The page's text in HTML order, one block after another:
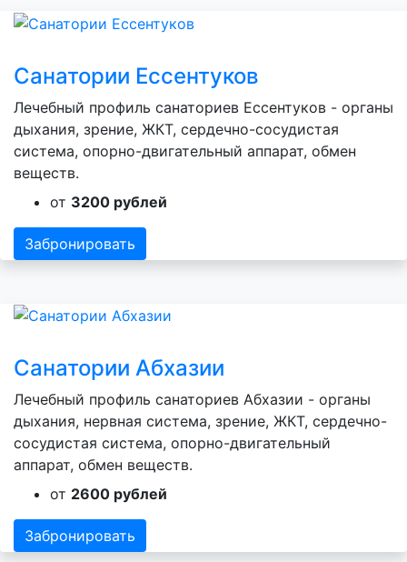
Санатории Ессентуков
Лечебный профиль санаториев Ессентуков - органы
дыхания, зрение, ЖКТ, сердечно-сосудистая
система, опорно-двигательный аппарат, обмен
веществ.
от 3200 рублей
Забронировать
Санатории Абхазии
Лечебный профиль санаториев Абхазии - органы
дыхания, нервная система, зрение, ЖКТ, сердечно-
сосудистая система, опорно-двигательный
аппарат, обмен веществ.
от 2600 рублей
Забронировать